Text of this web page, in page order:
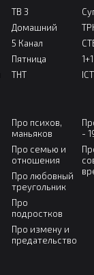
ТВ 3
Домашний
5 Канал
Пятница
ТНТ
1+1
Про психов,
маньяков
Про семью и
отношения
Про любовный
треугольник
Про
подростков
Про измену и
предательство
-